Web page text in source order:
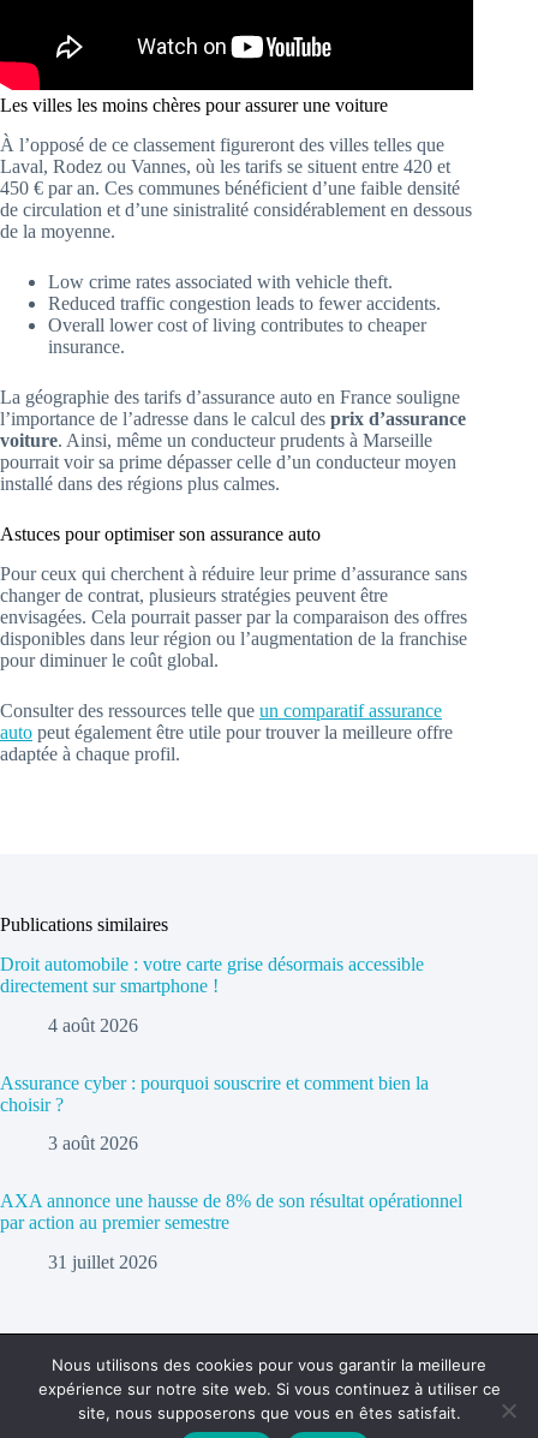
Les villes les moins chères pour assurer une voiture
À l’opposé de ce classement figureront des villes telles que
Laval, Rodez ou Vannes, où les tarifs se situent entre 420 et
450 € par an. Ces communes bénéficient d’une faible densité
de circulation et d’une sinistralité considérablement en dessous
de la moyenne.
Low crime rates associated with vehicle theft.
Reduced traffic congestion leads to fewer accidents.
Overall lower cost of living contributes to cheaper
insurance.
La géographie des tarifs d’assurance auto en France souligne
l’importance de l’adresse dans le calcul des prix d’assurance
voiture. Ainsi, même un conducteur prudents à Marseille
pourrait voir sa prime dépasser celle d’un conducteur moyen
installé dans des régions plus calmes.
Astuces pour optimiser son assurance auto
Pour ceux qui cherchent à réduire leur prime d’assurance sans
changer de contrat, plusieurs stratégies peuvent être
envisagées. Cela pourrait passer par la comparaison des offres
disponibles dans leur région ou l’augmentation de la franchise
pour diminuer le coût global.
Consulter des ressources telle que un comparatif assurance
auto peut également être utile pour trouver la meilleure offre
adaptée à chaque profil.
Publications similaires
Droit automobile : votre carte grise désormais accessible
directement sur smartphone !
4 août 2026
Assurance cyber : pourquoi souscrire et comment bien la
choisir ?
3 août 2026
AXA annonce une hausse de 8% de son résultat opérationnel
par action au premier semestre
31 juillet 2026
Politique de confidentialité Contact
Nous utilisons des cookies pour vous garantir la meilleure
expérience sur notre site web. Si vous continuez à utiliser ce
site, nous supposerons que vous en êtes satisfait.